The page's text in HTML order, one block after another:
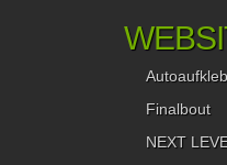
Finalbout
NEXT